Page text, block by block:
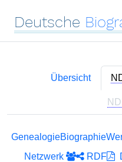
Deutsche
Übersicht
GenealogieBiographie
Netzwerk
RDF